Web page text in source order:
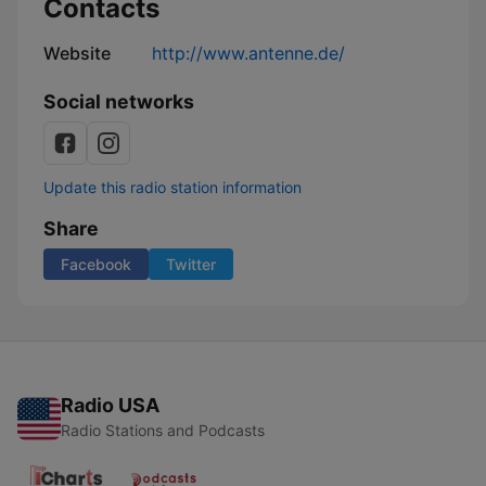
Contacts
Website http://www.antenne.de/
Social networks
Update this radio station information
Share
Facebook Twitter
Radio USA
Radio Stations and Podcasts